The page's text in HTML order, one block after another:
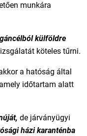
munkára
külföldre
köteles tűrni.
a hatóság által
időtartam alatt
de járványügyi
házi karanténba